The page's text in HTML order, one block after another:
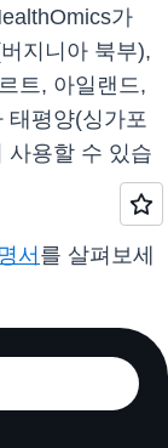
가
지니아 북부),
트, 아일랜드,
태평양(싱가포
사용할 수 있습
서 를 살펴보세